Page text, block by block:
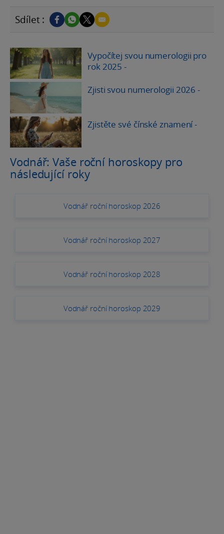
Sdílet :
Vypočítej svou numerologii pro
rok 2025 -
Zjisti svou numerologii 2026 -
Zjistěte své čínské znamení-
Vodnář: Vaše roční horoskopy pro
následující roky
Vodnář roční horoskop 2026
Vodnář roční horoskop 2027
Vodnář roční horoskop 2028
Vodnář roční horoskop 2029